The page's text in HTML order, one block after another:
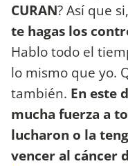
CURAN? Así que si,
te hagas los
Hablo todo el
lo mismo que yo.
también. En este
mucha fuerza a
lucharon o la
vencer al cáncer